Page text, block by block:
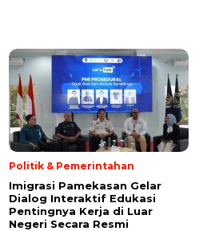
Politik & Pemerintahan
Imigrasi Pamekasan Gelar
Dialog Interaktif Edukasi
Pentingnya Kerja di Luar
Negeri Secara Resmi